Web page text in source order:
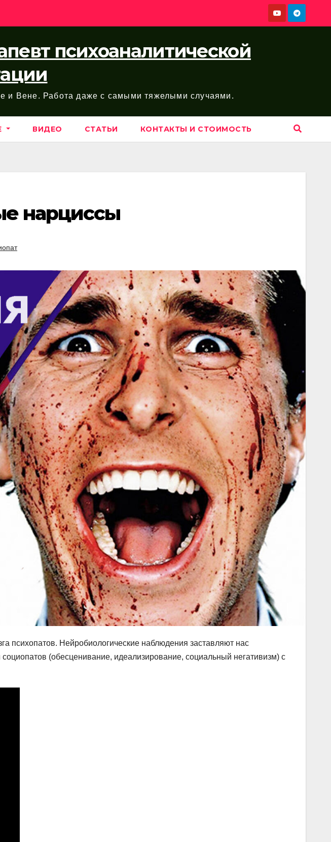
психоаналитической
и Вене. Работа даже с самыми тяжелыми случаями.
ВИДЕО СТАТЬИ КОНТАКТЫ И СТОИМОСТЬ
нарциссы
психопатов. Нейробиологические наблюдения заставляют нас
(обесценивание, идеализирование, социальный негативизм) с